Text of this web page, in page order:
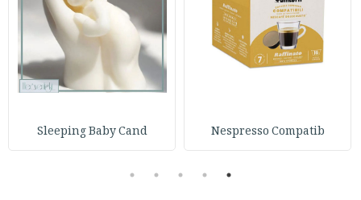
Nespresso Compatib
Sleeping Baby Cand
1
2
3
4
5